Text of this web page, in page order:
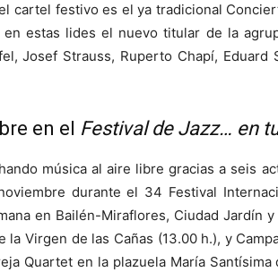
cartel festivo es el ya tradicional
estas lides el nuevo titular de la
Josef Strauss, Ruperto Chapí,
en el Festival de Jazz… en
música al aire libre gracias a seis
durante el 34 Festival
en Bailén-Miraflores, Ciudad Jardín
Virgen de las Cañas (13.00 h.), y
Quartet en la plazuela María